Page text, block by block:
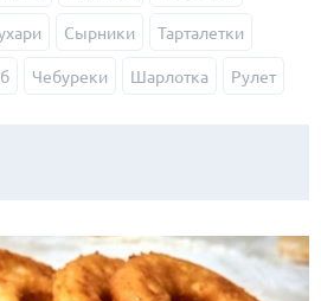
Сырники Тарталетки
Чебуреки Шарлотка Рулет